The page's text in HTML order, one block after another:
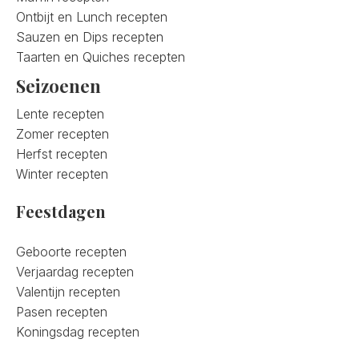
Ontbijt en Lunch recepten
Sauzen en Dips recepten
Taarten en Quiches recepten
Seizoenen
Lente recepten
Zomer recepten
Herfst recepten
Winter recepten
Feestdagen
Geboorte recepten
Verjaardag recepten
Valentijn recepten
Pasen recepten
Koningsdag recepten